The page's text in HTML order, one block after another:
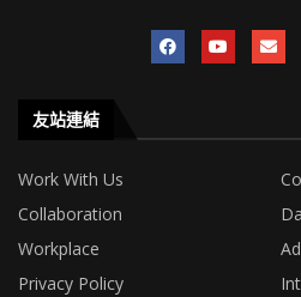
友站連結
Work With Us
Collaboration
Workplace
Privacy Policy